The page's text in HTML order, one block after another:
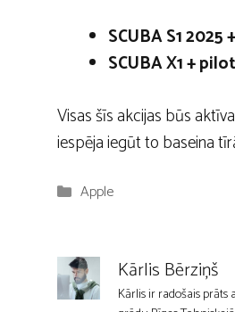
SCUBA S1 2025
SCUBA X1 +
Visas šīs akcijas būs
iespēja iegūt to baseina
Kategorijas
Apple
Kārlis Bērziņš
Kārlis ir radošais